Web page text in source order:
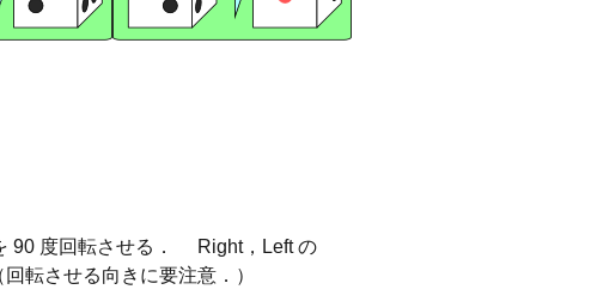
90 度回転させる． Right，Left の
転させる向きに要注意．）